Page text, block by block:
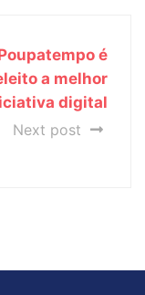
é
a melhor
digital
Next post